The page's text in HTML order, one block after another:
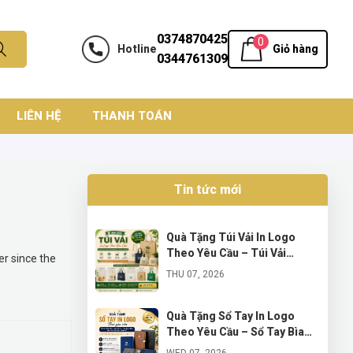
Hotline
0374870425
0344761309
0
Giỏ hàng
LIÊN HỆ THANH TOÁN
since the
Tin tức mới
Quà Tặng Túi Vải In Logo
Theo Yêu Cầu – Túi Vải
Canvas, Túi Vải Không Dệt,
THU 07, 2026
Quà Tặng Sổ Tay In Logo
Theo Yêu Cầu – Sổ Tay Bìa
Bồi, Bìa Da PU, Bìa Da Simili